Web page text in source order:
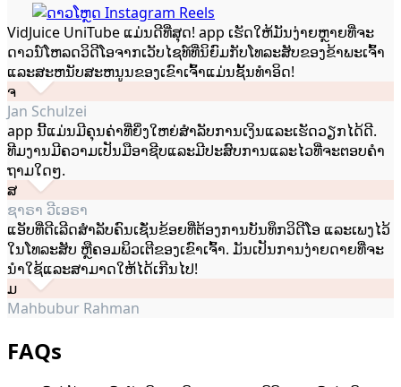
VidJuice UniTube ແມ່ນດີທີ່ສຸດ! app ເຮັດໃຫ້ມັນງ່າຍຫຼາຍທີ່ຈະ
ດາວນ໌ໂຫລດວິດີໂອຈາກເວັບໄຊທ໌ທີ່ນິຍົມກັບໂທລະສັບຂອງຂ້າພະເຈົ້າ
ແລະສະຫນັບສະຫນູນຂອງເຂົາເຈົ້າແມ່ນຊັ້ນທໍາອິດ!
ຈ
Jan Schulzei
app ນີ້​ແມ່ນ​ມີ​ຄຸນ​ຄ່າ​ທີ່​ຍິ່ງ​ໃຫຍ່​ສໍາ​ລັບ​ການ​ເງິນ​ແລະ​ເຮັດ​ວຽກ​ໄດ້​ດີ​.
ທີມງານມີຄວາມເປັນມືອາຊີບແລະມີປະສົບການແລະໄວທີ່ຈະຕອບຄໍາ
ຖາມໃດໆ.
ສ
ຊາຣາ ວີເອຣາ
ແອັບທີ່ດີເລີດສຳລັບຄົນເຊັ່ນຂ້ອຍທີ່ຕ້ອງການບັນທຶກວິດີໂອ ແລະເພງໄວ້
ໃນໂທລະສັບ ຫຼືຄອມພິວເຕີຂອງເຂົາເຈົ້າ. ມັນ​ເປັນ​ການ​ງ່າຍ​ດາຍ​ທີ່​ຈະ​
ນໍາ​ໃຊ້​ແລະ​ສາ​ມາດ​ໃຫ້​ໄດ້​ເກີນ​ໄປ​!
ມ
Mahbubur Rahman
FAQs